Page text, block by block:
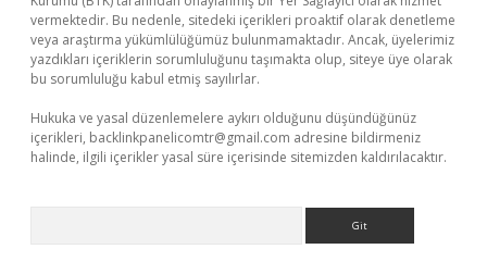
vermektedir. Bu nedenle, sitedeki içerikleri proaktif olarak denetleme
veya araştırma yükümlülüğümüz bulunmamaktadır. Ancak, üyelerimiz
yazdıkları içeriklerin sorumluluğunu taşımakta olup, siteye üye olarak
bu sorumluluğu kabul etmiş sayılırlar.
Hukuka ve yasal düzenlemelere aykırı olduğunu düşündüğünüz
içerikleri, backlinkpanelicomtr@gmail.com adresine bildirmeniz
halinde, ilgili içerikler yasal süre içerisinde sitemizden kaldırılacaktır.